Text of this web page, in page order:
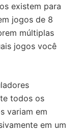
existem para
jogos de 8
múltiplas
jogos você
todos os
variam em
em um